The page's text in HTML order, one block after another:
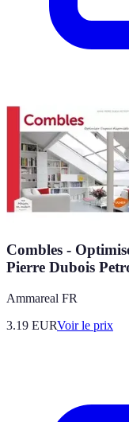
Combles -
Pierre Dubois
Ammareal FR
3.19 EURVoir le prix